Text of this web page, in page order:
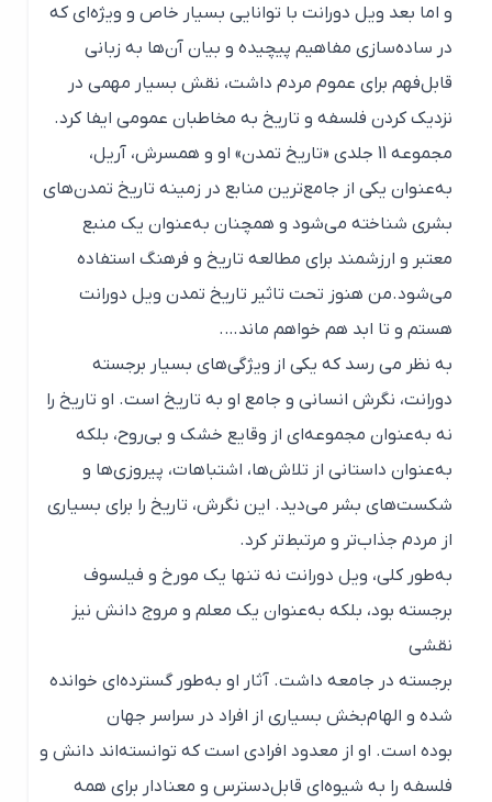
و اما بعد ویل دورانت با توانایی بسیار خاص و ویژه‌ای که
در ساده‌سازی مفاهیم پیچیده و بیان آن‌ها به زبانی
قابل‌فهم برای عموم مردم داشت، نقش بسیار مهمی در
نزدیک کردن فلسفه و تاریخ به مخاطبان عمومی ایفا کرد.
مجموعه 11 جلدی «تاریخ تمدن» او و همسرش، آریل،
به‌عنوان یکی از جامع‌ترین منابع در زمینه تاریخ تمدن‌های
بشری شناخته می‌شود و همچنان به‌عنوان یک منبع
معتبر و ارزشمند برای مطالعه تاریخ و فرهنگ استفاده
می‌شود.من هنوز تحت تاثیر تاریخ تمدن ویل دورانت
هستم و تا ابد هم خواهم ماند….
به نظر می رسد که یکی از ویژگی‌های بسیار برجسته
دورانت، نگرش انسانی و جامع او به تاریخ است. او تاریخ را
نه به‌عنوان مجموعه‌ای از وقایع خشک و بی‌روح، بلکه
به‌عنوان داستانی از تلاش‌ها، اشتباهات، پیروزی‌ها و
شکست‌های بشر می‌دید. این نگرش، تاریخ را برای بسیاری
از مردم جذاب‌تر و مرتبط‌تر کرد.
به‌طور کلی، ویل دورانت نه تنها یک مورخ و فیلسوف
برجسته بود، بلکه به‌عنوان یک معلم و مروج دانش نیز
نقشی
برجسته در جامعه داشت. آثار او به‌طور گسترده‌ای خوانده
شده و الهام‌بخش بسیاری از افراد در سراسر جهان
بوده است. او از معدود افرادی است که توانسته‌اند دانش و
فلسفه را به شیوه‌ای قابل‌دسترس و معنادار برای همه